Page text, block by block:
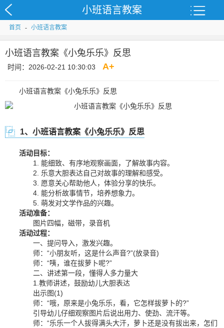
小班语言教案
首页 - 小班语言教案
小班语言教案《小兔乐乐》反思
时间：2026-02-21 10:30:03 A+
小班语言教案《小兔乐乐》反思
1、小班语言教案《小兔乐乐》反思
活动目标：
1. 能细致、有序地观察画面，了解故事内容。
2. 乐意大胆表达自己对故事的理解和感受。
3. 愿意关心帮助他人，体验分享的快乐。
4. 能分析故事情节，培养想象力。
5. 萌发对文学作品的兴趣。
活动准备：
图片四幅，磁带，录音机
活动过程：
一、提问导入，激发兴趣。
师：“小朋友听，这是什么声音?”(放录音)
师：“咦，谁在拔萝卜呢?”
二、讲述第一段，懂得人多力量大
1.教师讲述，鼓励幼儿大胆表达
出示图(1)
师：“哦，原来是小兔乐乐，看，它怎样拔萝卜的?”
引导幼儿仔细观察图片后说出用力、使劲、流汗等。
师：“乐乐一个人拔得满头大汗，萝卜还是没有拔出来，怎们